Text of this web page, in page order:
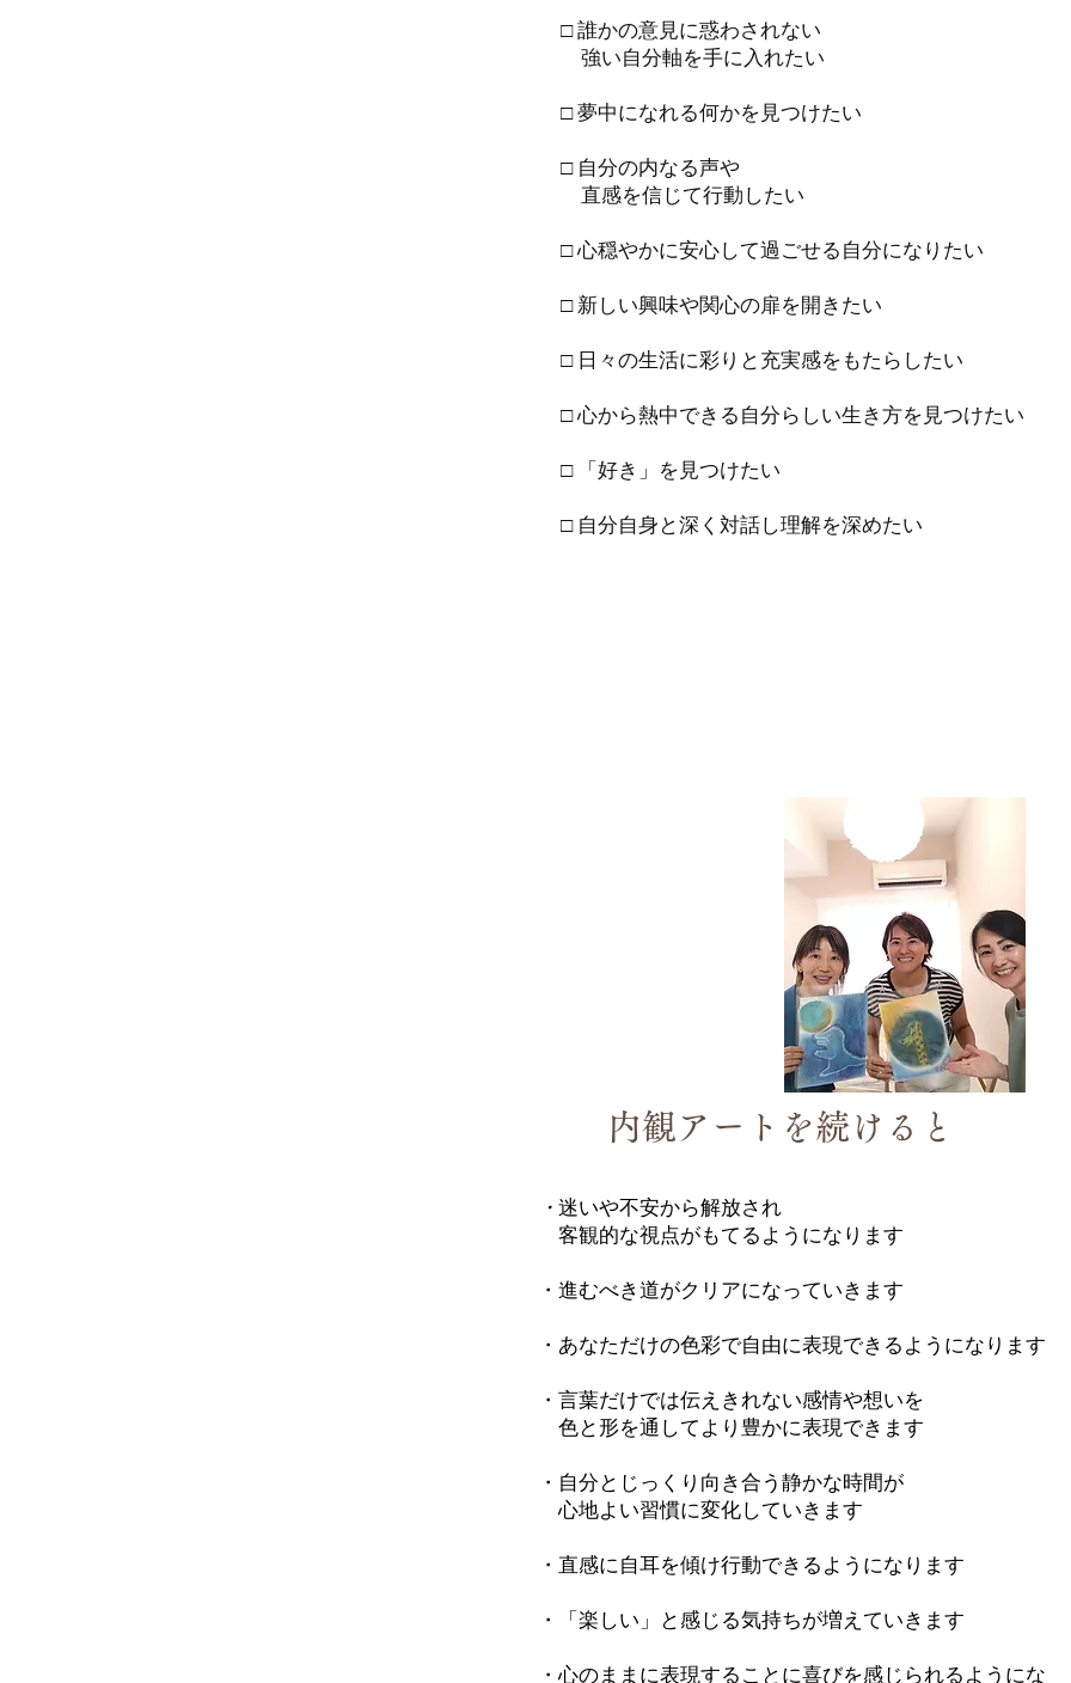
□ 誰かの意見に惑わされない
強い自分軸を手に入れたい
□ 夢中になれる何かを見つけたい
□ 自分の内なる声や
直感を信じて行動したい
□ 心穏やかに安心して過ごせる自分になりたい
□ 新しい興味や関心の扉を開きたい
□ 日々の生活に彩りと充実感をもたらしたい
□ 心から熱中できる自分らしい生き方を見つけたい
□ 「好き」を見つけたい
□ 自分自身と深く対話し理解を深めたい
内観アートを続けると
・ 迷いや不安から解放され
客観的な視点がもてるようになります
・進むべき道がクリアになっていきます
・あなただけの色彩で自由に表現できるようになります
・言葉だけでは伝えきれない感情や想いを
色と形を通してより豊かに表現できます
・自分とじっくり向き合う静かな時間が
心地よい習慣に変化していきます
・直感に自耳を傾け行動できるようになります
・「楽しい」と感じる気持ちが増えていきます
・心のままに表現することに喜びを感じられるようにな